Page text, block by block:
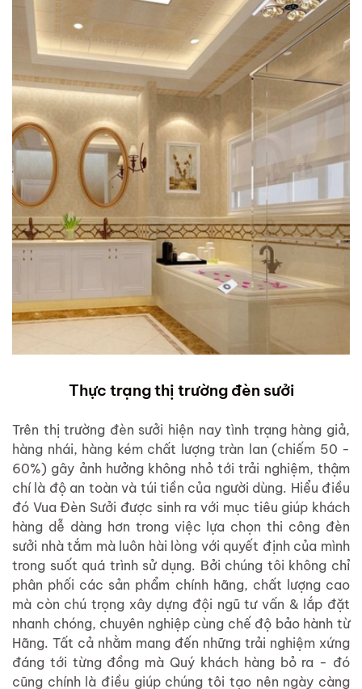
Thực trạng thị trường đèn sưởi
Trên thị trường đèn sưởi hiện nay tình trạng hàng giả,
hàng nhái, hàng kém chất lượng tràn lan (chiếm 50 -
60%) gây ảnh hưởng không nhỏ tới trải nghiệm, thậm
chí là độ an toàn và túi tiền của người dùng. Hiểu điều
đó Vua Đèn Sưởi được sinh ra với mục tiêu giúp khách
hàng dễ dàng hơn trong việc lựa chọn thi công đèn
sưởi nhà tắm mà luôn hài lòng với quyết định của mình
trong suốt quá trình sử dụng. Bởi chúng tôi không chỉ
phân phối các sản phẩm chính hãng, chất lượng cao
mà còn chú trọng xây dựng đội ngũ tư vấn & lắp đặt
nhanh chóng, chuyên nghiệp cùng chế độ bảo hành từ
Hãng. Tất cả nhằm mang đến những trải nghiệm xứng
đáng tới từng đồng mà Quý khách hàng bỏ ra - đó
cũng chính là điều giúp chúng tôi tạo nên ngày càng